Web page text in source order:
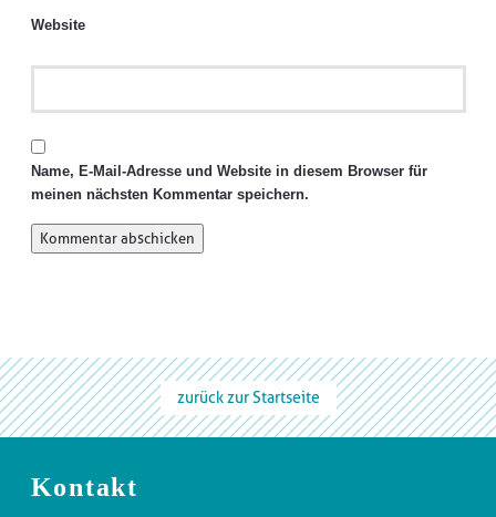
Website
Name, E-Mail-Adresse und Website in diesem Browser für
meinen nächsten Kommentar speichern.
zurück zur Startseite
Kontakt